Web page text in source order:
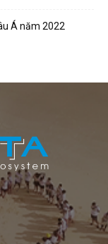
Á năm 2022